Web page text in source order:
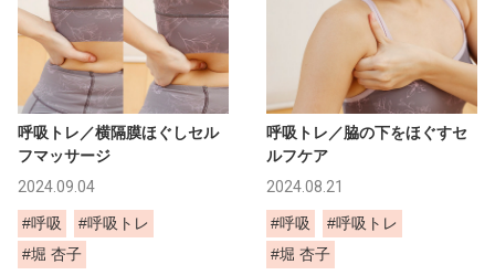
呼吸トレ／横隔膜ほぐしセル
フマッサージ
2024.09.04
#呼吸
#呼吸トレ
#堀 杏子
呼吸トレ／脇の下をほぐすセ
ルフケア
2024.08.21
#呼吸
#呼吸トレ
#堀 杏子